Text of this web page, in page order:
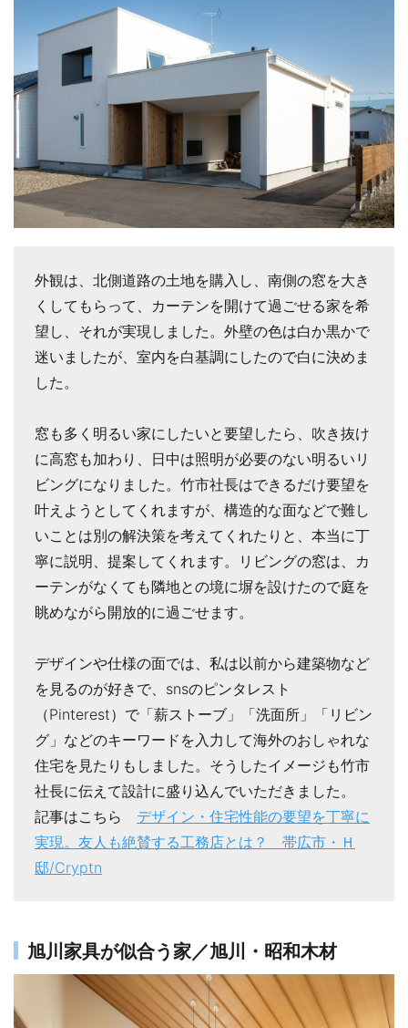
外観は、北側道路の土地を購入し、南側の窓を大き
くしてもらって、カーテンを開けて過ごせる家を希
望し、それが実現しました。外壁の色は白か黒かで
迷いましたが、室内を白基調にしたので白に決めま
した。
窓も多く明るい家にしたいと要望したら、吹き抜け
に高窓も加わり、日中は照明が必要のない明るいリ
ビングになりました。竹市社長はできるだけ要望を
叶えようとしてくれますが、構造的な面などで難し
いことは別の解決策を考えてくれたりと、本当に丁
寧に説明、提案してくれます。リビングの窓は、カ
ーテンがなくても隣地との境に塀を設けたので庭を
眺めながら開放的に過ごせます。
デザインや仕様の面では、私は以前から建築物など
を見るのが好きで、snsのピンタレスト
（Pinterest）で「薪ストーブ」「洗面所」「リビン
グ」などのキーワードを入力して海外のおしゃれな
住宅を見たりもしました。そうしたイメージも竹市
社長に伝えて設計に盛り込んでいただきました。
記事はこちら デザイン・住宅性能の要望を丁寧に
実現。友人も絶賛する工務店とは？ 帯広市・Ｈ
邸/Cryptn
旭川家具が似合う家／旭川・昭和木材